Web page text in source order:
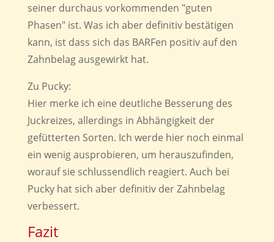
seiner durchaus vorkommenden "guten
Phasen" ist. Was ich aber definitiv bestätigen
kann, ist dass sich das BARFen positiv auf den
Zahnbelag ausgewirkt hat.
Zu Pucky:
Hier merke ich eine deutliche Besserung des
Juckreizes, allerdings in Abhängigkeit der
gefütterten Sorten. Ich werde hier noch einmal
ein wenig ausprobieren, um herauszufinden,
worauf sie schlussendlich reagiert. Auch bei
Pucky hat sich aber definitiv der Zahnbelag
verbessert.
Fazit